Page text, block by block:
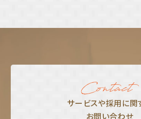
サービスや採⽤に関
お問い合わせ